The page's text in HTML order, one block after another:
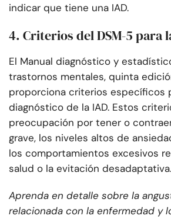
indicar que tiene una IAD.
4. Criterios del DSM-5 para
El Manual diagnóstico y
trastornos mentales, quinta
proporciona criterios específicos
diagnóstico de la IAD. Estos
preocupación por tener o
grave, los niveles altos de
los comportamientos excesivos
salud o la evitación desadaptativa.
Aprenda en detalle sobre la
relacionada con la enfermedad y